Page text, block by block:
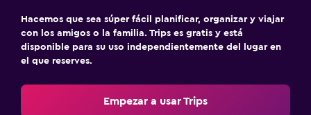
Hacemos que sea súper fácil planificar, organizar y viajar
con los amigos o la familia. Trips es gratis y está
disponible para su uso independientemente del lugar en
el que reserves.
Empezar a usar Trips